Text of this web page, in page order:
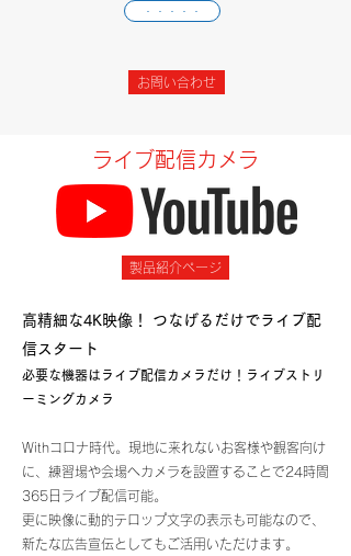
・・・・・
お問い合わせ
ライブ配信カメラ
製品紹介ページ
高精細な4K映像！ つなげるだけでライブ配
信スタート
必要な機器はライブ配信カメラだけ！ライブストリ
ーミングカメラ
Withコロナ時代。現地に来れないお客様や観客向け
に、練習場や会場へカメラを設置することで24時間
365日ライブ配信可能。
​更に映像に動的テロップ文字の表示も可能なので、
新たな広告宣伝としてもご活用いただけます。